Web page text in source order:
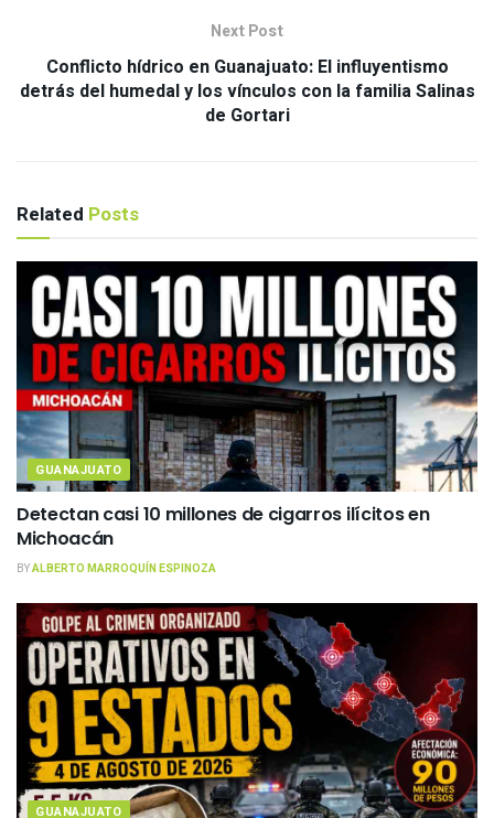
Next Post
Conflicto hídrico en Guanajuato: El influyentismo
detrás del humedal y los vínculos con la familia Salinas
de Gortari
Related Posts
GUANAJUATO
Detectan casi 10 millones de cigarros ilícitos en
Michoacán
BYALBERTO MARROQUÍN ESPINOZA
GUANAJUATO